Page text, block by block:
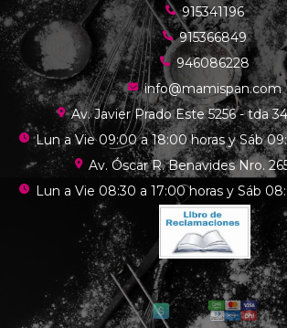
915341196
915366849
946086228
info@mamispan.com
Av. Javier Prado Este 5256 - tda
Lun a Vie 09:00 a 18:00 horas y Sáb
Av. Óscar R. Benavides Nro.
Lun a Vie 08:30 a 17:00 horas y Sáb